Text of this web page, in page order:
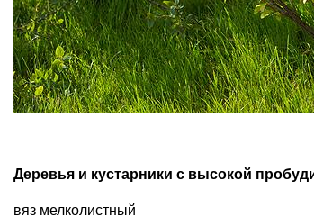
Деревья и кустарники с высокой
вяз мелколистный